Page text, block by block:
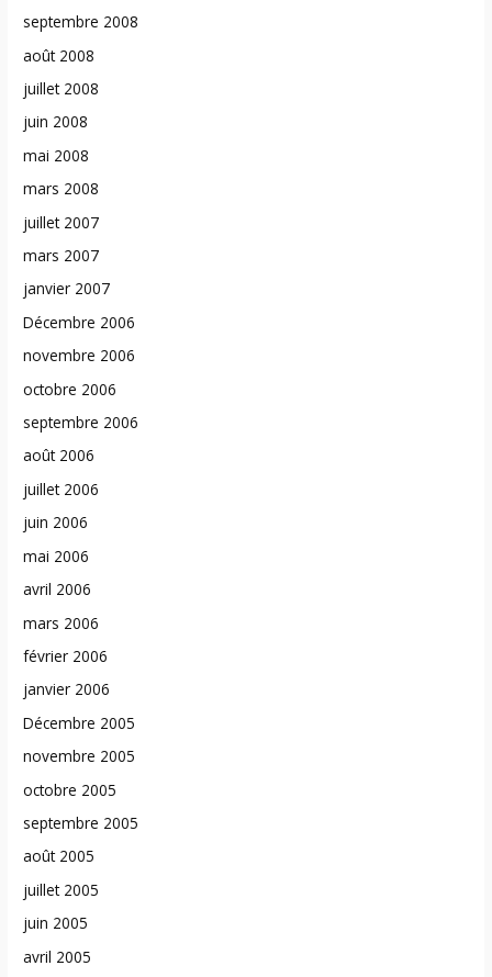
septembre 2008
août 2008
juillet 2008
juin 2008
mai 2008
mars 2008
juillet 2007
mars 2007
janvier 2007
Décembre 2006
novembre 2006
octobre 2006
septembre 2006
août 2006
juillet 2006
juin 2006
mai 2006
avril 2006
mars 2006
février 2006
janvier 2006
Décembre 2005
novembre 2005
octobre 2005
septembre 2005
août 2005
juillet 2005
juin 2005
avril 2005